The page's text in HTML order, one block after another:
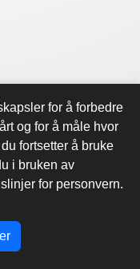
for å forbedre
og for å måle hvor
fortsetter å bruke
i bruken av
for personvern.